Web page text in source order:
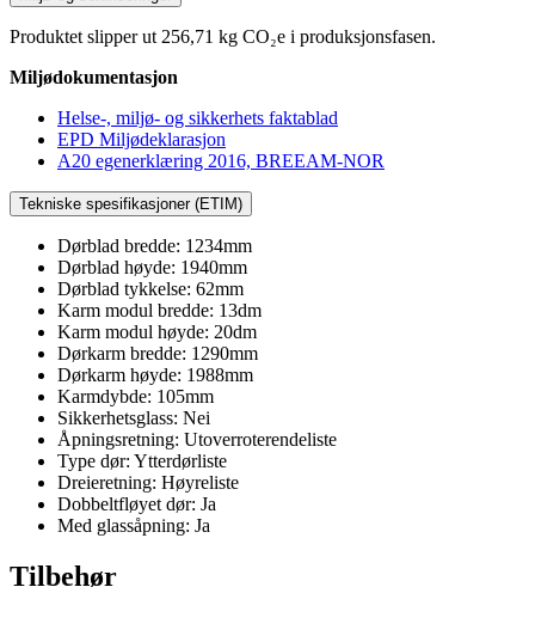
Produktet slipper ut 256,71 kg CO₂e i produksjonsfasen.
Miljødokumentasjon
Helse-, miljø- og sikkerhets faktablad
EPD Miljødeklarasjon
A20 egenerklæring 2016, BREEAM-NOR
Tekniske spesifikasjoner (ETIM)
Dørblad bredde: 1234mm
Dørblad høyde: 1940mm
Dørblad tykkelse: 62mm
Karm modul bredde: 13dm
Karm modul høyde: 20dm
Dørkarm bredde: 1290mm
Dørkarm høyde: 1988mm
Karmdybde: 105mm
Sikkerhetsglass: Nei
Åpningsretning: Utoverroterendeliste
Type dør: Ytterdørliste
Dreieretning: Høyreliste
Dobbeltfløyet dør: Ja
Med glassåpning: Ja
Tilbehør